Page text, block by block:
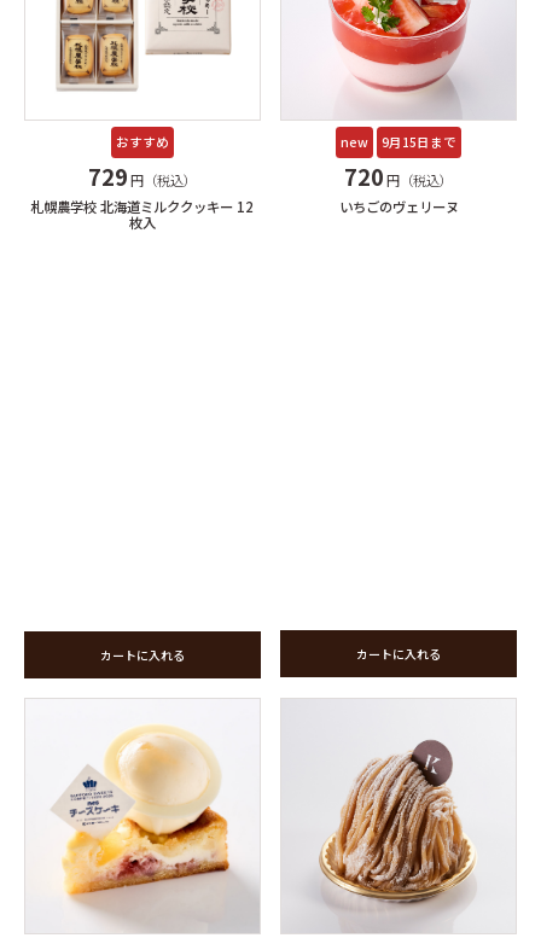
おすすめ
729円（税込）
札幌農学校 北海道ミルククッキー 12
枚入
カートに入れる
new 9月15日まで
720円（税込）
いちごのヴェリーヌ
カートに入れる